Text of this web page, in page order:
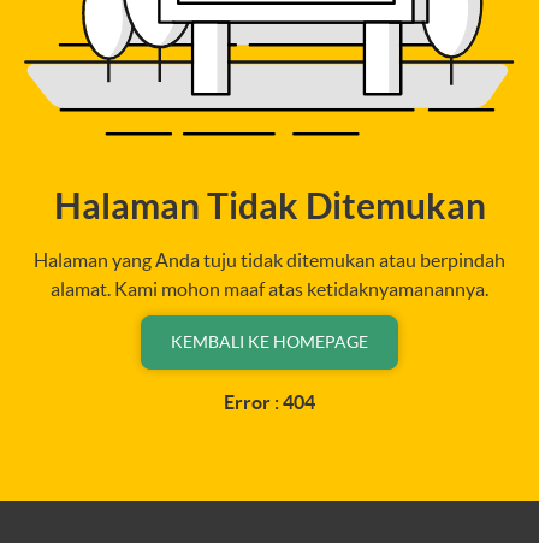
Halaman Tidak Ditemukan
Halaman yang Anda tuju tidak ditemukan atau berpindah
alamat. Kami mohon maaf atas ketidaknyamanannya.
KEMBALI KE HOMEPAGE
Error : 404